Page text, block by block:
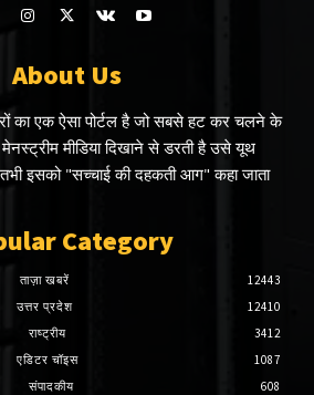
About Us
का एक ऐसा पोर्टल है जो सबसे हट कर चलने के
मीडिया दिखाने से डरती है उसे यूथ
इसको "सच्चाई की दहकती आग" कहा जाता
Category
ताज़ा खबरें
12443
उत्तर प्रदेश
12410
राष्ट्रीय
3412
एडिटर चॉइस
1087
संपादकीय
608